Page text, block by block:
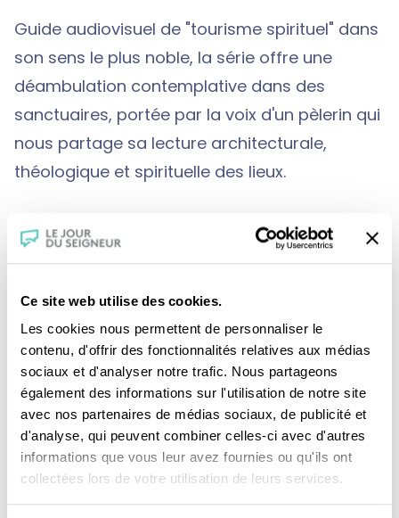
Ce site web utilise des cookies.
Les cookies nous permettent de personnaliser le
contenu, d'offrir des fonctionnalités relatives aux médias
sociaux et d'analyser notre trafic. Nous partageons
également des informations sur l'utilisation de notre site
avec nos partenaires de médias sociaux, de publicité et
d'analyse, qui peuvent combiner celles-ci avec d'autres
informations que vous leur avez fournies ou qu'ils ont
collectées lors de votre utilisation de leurs services.
Guide audiovisuel de "tourisme spirituel" dans
son sens le plus noble, la série offre une
déambulation contemplative dans des
sanctuaires, portée par la voix d'un pèlerin qui
nous partage sa lecture architecturale,
théologique et spirituelle des lieux.
Cette série a été réalisée avec l'aimable
participation de la Fondation H.
Je fais un don
Revoir la messe du 02 août 2026